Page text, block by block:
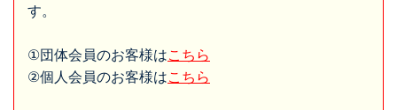
す。
①団体会員のお客様はこちら
②個人会員のお客様はこちら